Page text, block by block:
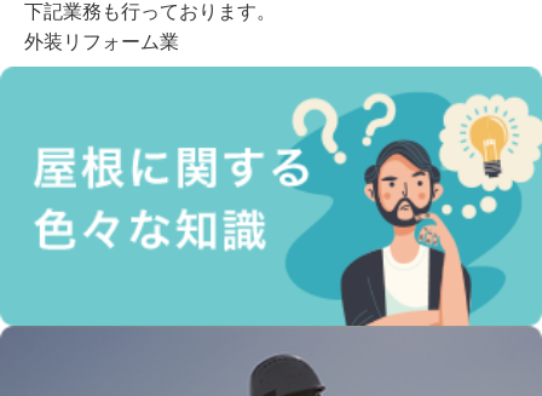
下記業務も行っております。
外装リフォーム業